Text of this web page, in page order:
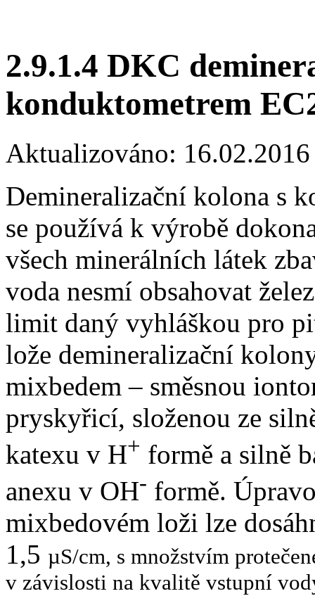
2.9.1.4 DKC
konduktometrem
Aktualizováno:
Demineralizační kolona s
se používá k výrobě
všech minerálních látek
voda nesmí obsahovat
limit daný vyhláškou pro
lože demineralizační
mixbedem – směsnou
pryskyřicí, složenou ze
katexu v H+ formě a silně
anexu v OH- formě.
mixbedovém loži lze
1,5 µS/cm, s množstvím
v závislosti na kvalitě vstupní